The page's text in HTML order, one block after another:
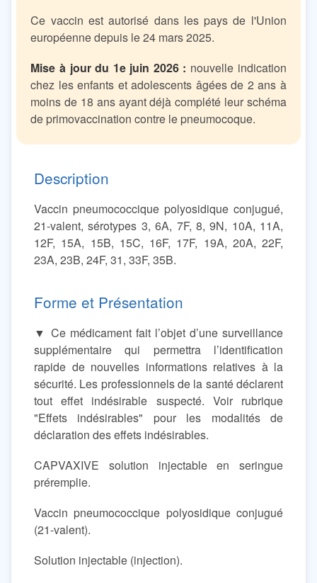
Ce vaccin est autorisé dans les pays de l'Union
européenne depuis le 24 mars 2025.
Mise à jour du 1e juin 2026 : nouvelle indication
chez les enfants et adolescents âgées de 2 ans à
moins de 18 ans ayant déjà complété leur schéma
de primovaccination contre le pneumocoque.
Description
Vaccin pneumococcique polyosidique conjugué,
21-valent, sérotypes 3, 6A, 7F, 8, 9N, 10A, 11A,
12F, 15A, 15B, 15C, 16F, 17F, 19A, 20A, 22F,
23A, 23B, 24F, 31, 33F, 35B.
Forme et Présentation
▼ Ce médicament fait l’objet d’une surveillance
supplémentaire qui permettra l’identification
rapide de nouvelles informations relatives à la
sécurité. Les professionnels de la santé déclarent
tout effet indésirable suspecté. Voir rubrique
"Effets indésirables" pour les modalités de
déclaration des effets indésirables.
CAPVAXIVE solution injectable en seringue
préremplie.
Vaccin pneumococcique polyosidique conjugué
(21-valent).
Solution injectable (injection).